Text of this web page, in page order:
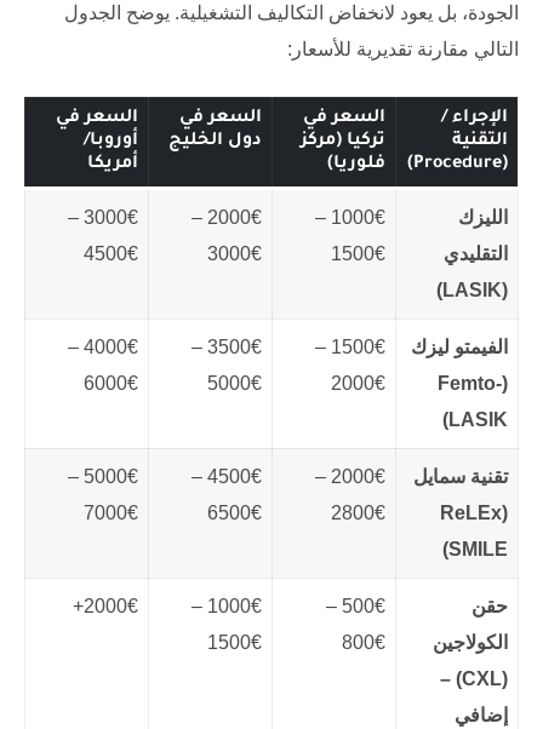
الجودة، بل يعود لانخفاض التكاليف التشغيلية. يوضح الجدول
التالي مقارنة تقديرية للأسعار:
الإجراء /
التقنية
(Procedure)
السعر في
تركيا (مركز
فلوريا)
السعر في
دول الخليج
السعر في
أوروبا/
أمريكا
الليزك
التقليدي
(LASIK)
1000€ –
1500€
2000€ –
3000€
3000€ –
4500€
الفيمتو ليزك
(Femto-
LASIK)
1500€ –
2000€
3500€ –
5000€
4000€ –
6000€
تقنية سمايل
(ReLEx
SMILE)
2000€ –
2800€
4500€ –
6500€
5000€ –
7000€
حقن
الكولاجين
(CXL) –
إضافي
500€ –
800€
1000€ –
1500€
2000€+